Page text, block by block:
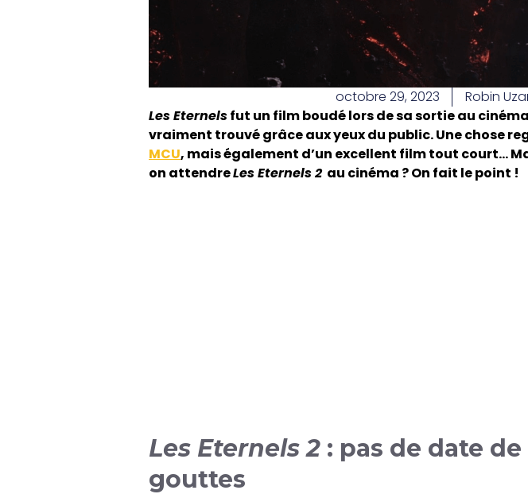
octobre 29, 2023 Robin
Les Eternelsfut un film boudé lors de sa sortie au cinéma
vraiment trouvé grâce aux yeux du public. Une chose
MCU, mais également d’un excellent film tout court…
on attendreLes Eternels 2au cinéma ? On fait le point !
Les Eternels 2 : pas de date
gouttes